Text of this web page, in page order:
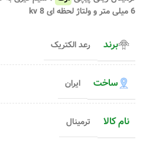
6 میلی متر و ولتاژ لحظه ای 8 kv
برند رعد الکتریک
ساخت ایران
نام کالا ترمینال